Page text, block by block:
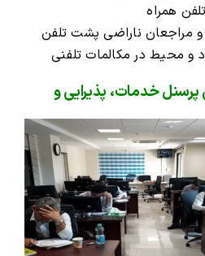
همراه
و مراجعان ناراضی پشت تلفن
و محیط در مکالمات تلفنی
خدمات، پذیرایی و